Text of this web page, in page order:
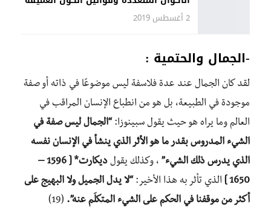
2 أغسطس 2019
-الجمال والحتمية :
لقد كان الجمال عند عدة فلاسفة ليس موضوعًا في ذاته أو صفة
موجودة في الطبيعة، بل هو من انطباع الإنسان المراقب في
العالم وما يراه هو حيث يقول سبينوزا: “الجمال ليس صفة في
الشيء المدروس بقدر ما هو الأثر الذي ينشأ في الإنسان نفسه
الذي يدرس ذلك الشيء” ، وكذلك يقول
ديكارت* [ 1596 –
1650 ]
الذي تأثر به هذا الأخير: “لا يدل الجميل ولا البهيج على
أكثر من موقفنا في الحكم على الشيء المتكلَم عنه”. (19)